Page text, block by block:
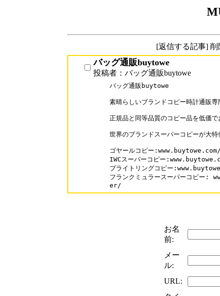
[返信する記事]
バッグ通販buytowe
投稿者：バッグ通販buytowe
バッグ通販buytowe
素晴らしいブランドコピー時計通販
正規品と同等品質のコピー品を低価
世界のブランドスーパーコピーが大
ゴヤールコピー
IWCスーパーコピー
ブライトリングコピー
フランクミュラースーパーコピ
er/
お名
前:
メー
ル:
URL: